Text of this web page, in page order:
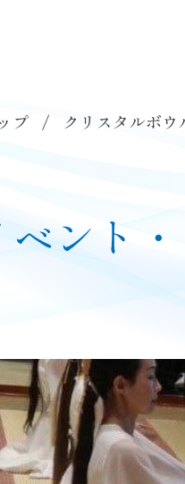
プ クリスタルボウ
会 音浴瞑想会 音脳エステ 各種
ベント